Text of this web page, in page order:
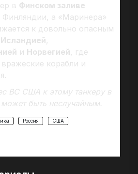
в Финском заливе
а «Маринера»
к довольно опасным
Исландией,
и Норвегией, где
корабли и
ВС США к этому танкеру в
может быть неслучайным.
Россия США